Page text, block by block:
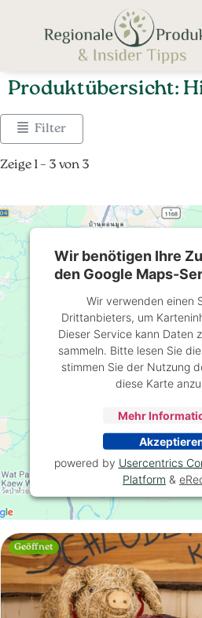
Produktübersicht:
Filter
Zeige 1 – 3 von 3
Geöffnet
Wir benötigen Ihre
den Google Maps-
Wir verwenden einen
Drittanbieters, um
Dieser Service kann Daten
sammeln. Bitte lesen Sie
stimmen Sie der Nutzung
diese Karte
Mehr
powered by Usercentrics
Platform &